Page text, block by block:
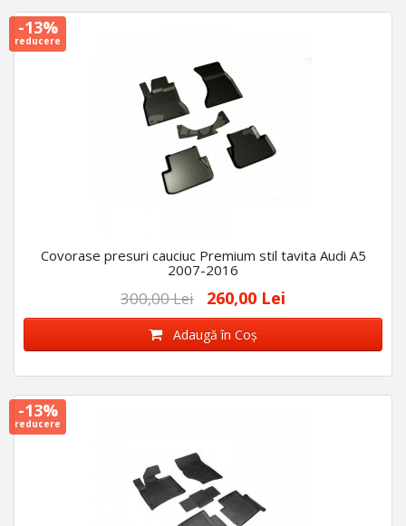
-13%
reducere
Covorase presuri cauciuc Premium stil tavita Audi A5
2007-2016
300,00 Lei 260,00 Lei
Adaugă în Coş
-13%
reducere